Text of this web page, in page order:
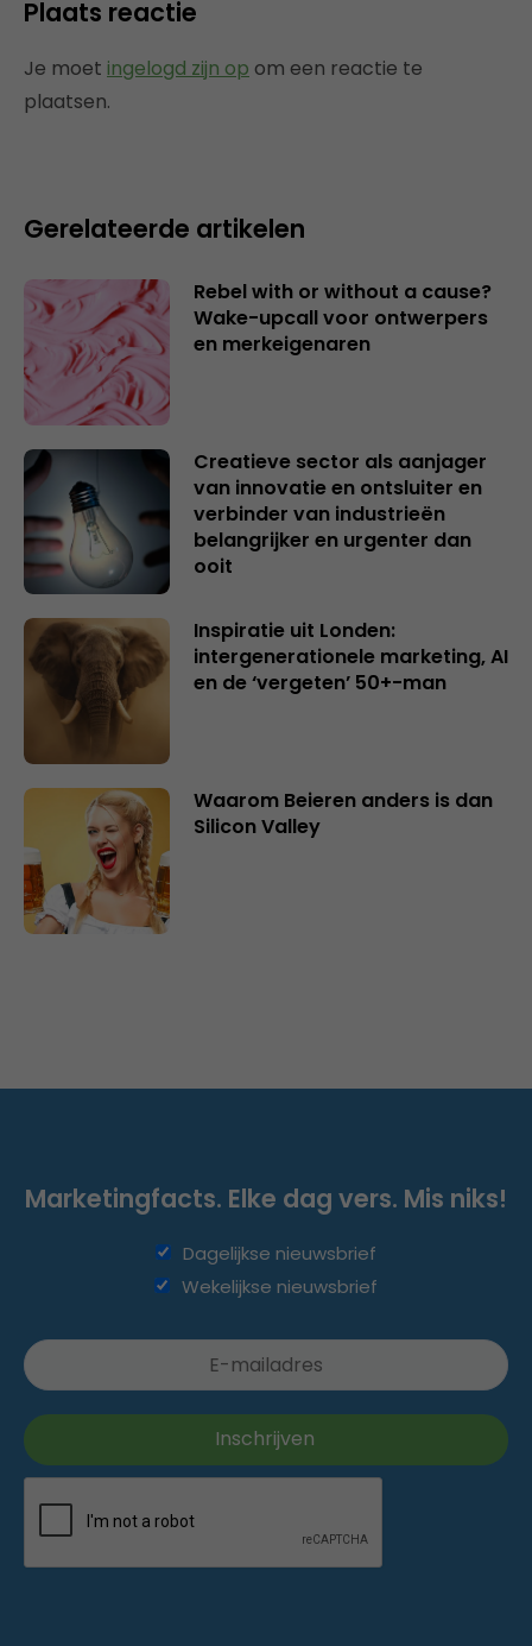
Plaats reactie
Je moet ingelogd zijn op om een reactie te
plaatsen.
Gerelateerde artikelen
Rebel with or without a cause?
Wake-upcall voor ontwerpers
en merkeigenaren
Creatieve sector als aanjager
van innovatie en ontsluiter en
verbinder van industrieën
belangrijker en urgenter dan
ooit
Inspiratie uit Londen:
intergenerationele marketing, AI
en de ‘vergeten’ 50+-man
Waarom Beieren anders is dan
Silicon Valley
Marketingfacts. Elke dag vers. Mis niks!
Dagelijkse nieuwsbrief
Wekelijkse nieuwsbrief